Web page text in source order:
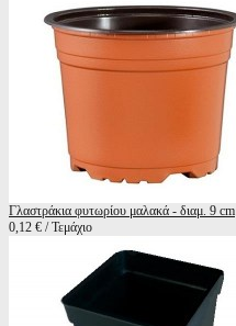
Γλαστράκια φυτωρίου μαλακά - διαμ. 9 cm
0,12 € / Τεμάχιο